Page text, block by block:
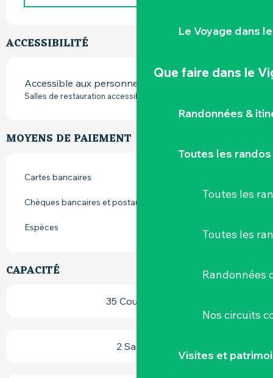
Le Voyage dans
Que faire dans le
Randonnées &
Toutes les randos
Toutes les
Toutes les
Randonnées
Nos circuits
Visites et
ACCESSIBILITÉ
Accessible aux personnes à mobilité réduite
Salles de restauration accessibles avec un ascenseur
MOYENS DE PAIEMENT
Cartes bancaires
Chèques bancaires et postaux
Espèces
CAPACITÉ
35 Couvert(s)
2 Salle(s)